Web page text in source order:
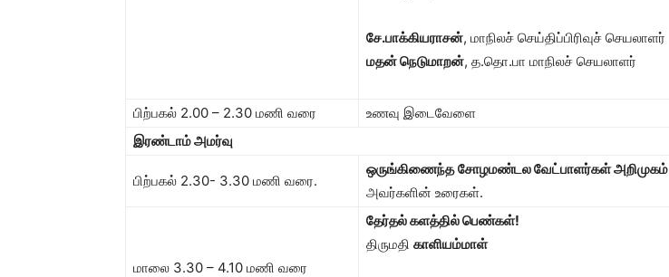
சே.பாக்கியராசன், மாநிலச் செய்திப்பிரிவுச் செயலாளர்
மதன் நெடுமாறன், த.தொ.பா மாநிலச் செயலாளர்
பிற்பகல் 2.00 – 2.30 மணி வரை
உணவு இடைவேளை
இரண்டாம் அமர்வு
பிற்பகல் 2.30- 3.30 மணி வரை.
ஒருங்கிணைந்த சோழமண்டல வேட்பாளர்கள் அறிமுகம்
அவர்களின் உரைகள்.
மாலை 3.30 – 4.10 மணி வரை
தேர்தல் களத்தில் பெண்கள்!
திருமதி காளியம்மாள்